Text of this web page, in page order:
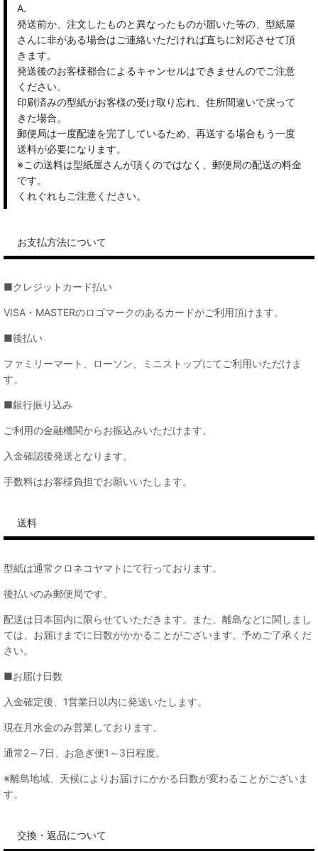
A.
発送前か、注文したものと異なったものが届いた等の、型紙屋
さんに非がある場合はご連絡いただければ直ちに対応させて頂
きます。
発送後のお客様都合によるキャンセルはできませんのでご注意
ください。
印刷済みの型紙がお客様の受け取り忘れ、住所間違いで戻って
きた場合。
郵便局は一度配達を完了しているため、再送する場合もう一度
送料が必要になります。
※この送料は型紙屋さんが頂くのではなく、郵便局の配送の料金
です。
くれぐれもご注意ください。
お支払方法について
■クレジットカード払い
VISA・MASTERのロゴマークのあるカードがご利用頂けます。
■後払い
ファミリーマート、ローソン、ミニストップにてご利用いただけま
す。
■銀行振り込み
ご利用の金融機関からお振込みいただけます。
入金確認後発送となります。
手数料はお客様負担でお願いいたします。
送料
型紙は通常クロネコヤマトにて行っております。
後払いのみ郵便局です。
配送は日本国内に限らせていただきます。また、離島などに関しまし
ては、お届けまでに日数がかかることがございます。予めご了承くだ
さい。
■お届け日数
入金確定後、1営業日以内に発送いたします。
現在月水金のみ営業しております。
通常2～7日、お急ぎ便1～3日程度。
※離島地域、天候によりお届けにかかる日数が変わることがございま
す。
交換・返品について